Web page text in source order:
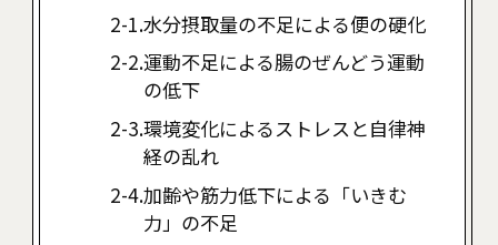
水分摂取量の不足による便の硬化
運動不足による腸のぜんどう運動
の低下
環境変化によるストレスと自律神
経の乱れ
加齢や筋力低下による「いきむ
力」の不足